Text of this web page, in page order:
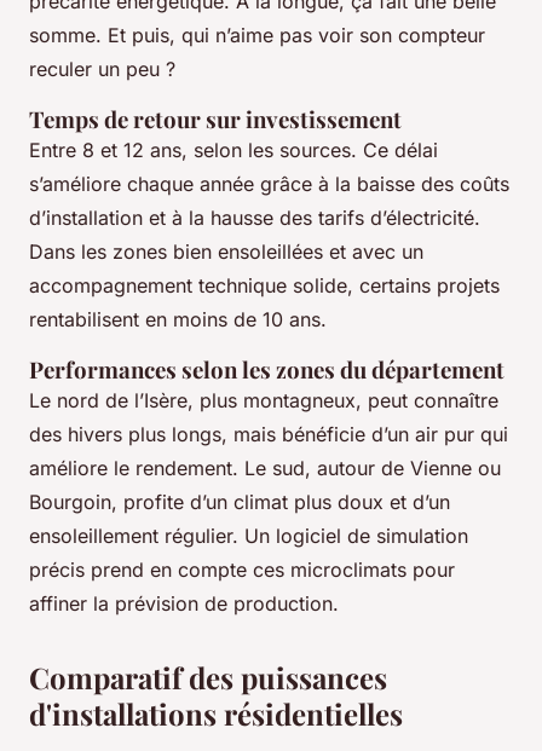
somme. Et puis, qui n’aime pas voir son compteur
reculer un peu ?
Temps de retour sur investissement
Entre 8 et 12 ans, selon les sources. Ce délai
s’améliore chaque année grâce à la baisse des coûts
d’installation et à la hausse des tarifs d’électricité.
Dans les zones bien ensoleillées et avec un
accompagnement technique solide, certains projets
rentabilisent en moins de 10 ans.
Performances selon les zones du département
Le nord de l’Isère, plus montagneux, peut connaître
des hivers plus longs, mais bénéficie d’un air pur qui
améliore le rendement. Le sud, autour de Vienne ou
Bourgoin, profite d’un climat plus doux et d’un
ensoleillement régulier. Un logiciel de simulation
précis prend en compte ces microclimats pour
affiner la prévision de production.
Comparatif des puissances
d'installations résidentielles